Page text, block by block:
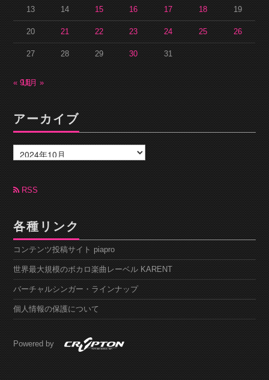
13 14 15 16 17 18 19
20 21 22 23 24 25 26
27 28 29 30 31
« 9月
11月 »
アーカイブ
ー
カ
ブRSS
各種リンク
コンテンツ投稿サイト piapro
世界最大規模のボカロ楽曲レーベル KARENT
バーチャルシンガー・ラインナップ
個人情報の保護について
Powered by